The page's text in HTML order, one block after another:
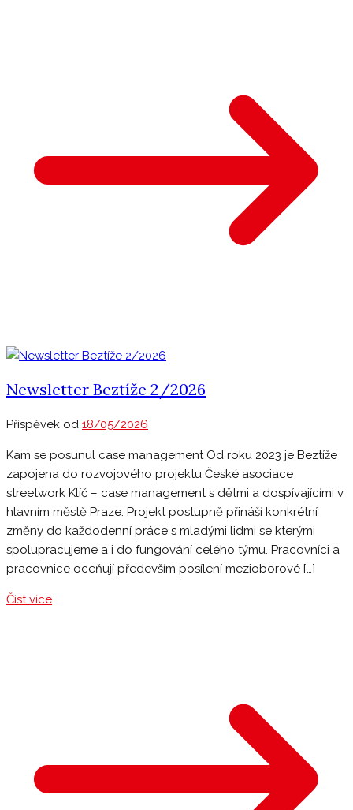
Newsletter Beztíže 2/2026
Příspěvek od 18/05/2026
Kam se posunul case management Od roku 2023 je Beztíže
zapojena do rozvojového projektu České asociace
streetwork Klíč – case management s dětmi a dospívajícími v
hlavním městě Praze. Projekt postupně přináší konkrétní
změny do každodenní práce s mladými lidmi se kterými
spolupracujeme a i do fungování celého týmu. Pracovníci a
pracovnice oceňují především posílení mezioborové […]
Číst více